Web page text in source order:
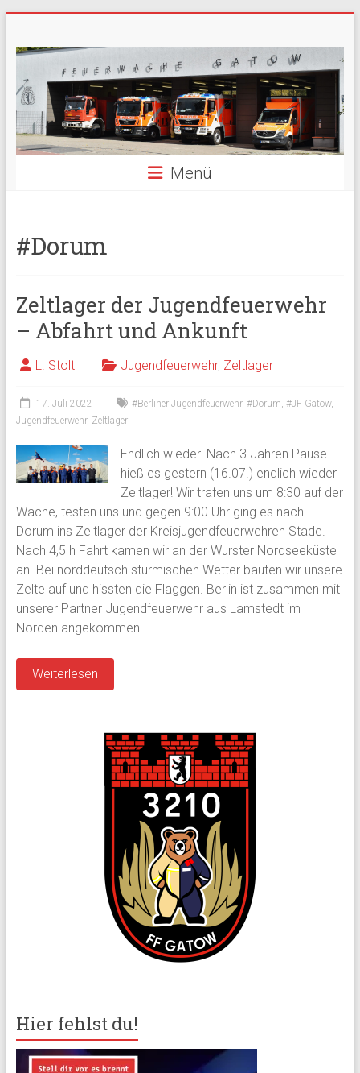
springen
Freiwillige
Feuerwehr
Berlin
Gatow
Berlin
Menü
#Dorum
Zeltlager der Jugendfeuerwehr
– Abfahrt und Ankunft
L. Stolt Jugendfeuerwehr, Zeltlager
17. Juli 2022 #Berliner Jugendfeuerwehr, #Dorum #JF Gatow,
Jugendfeuerwehr, Zeltlager
Endlich wieder! Nach 3 Jahren Pause
hieß es gestern (16.07.) endlich wieder
Zeltlager! Wir trafen uns um 8:30 auf der
Wache, testen uns und gegen 9:00 Uhr ging es nach
Dorum ins Zeltlager der Kreisjugendfeuerwehren Stade.
Nach 4,5 h Fahrt kamen wir an der Wurster Nordseeküste
an. Bei norddeutsch stürmischen Wetter bauten wir unsere
Zelte auf und hissten die Flaggen. Berlin ist zusammen mit
unserer Partner Jugendfeuerwehr aus Lamstedt im
Norden angekommen!
Weiterlesen
Hier fehlst du!